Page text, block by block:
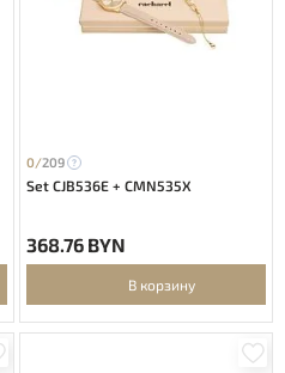
0/209
Set CJB536E + CMN535X
368.76 BYN
В корзину